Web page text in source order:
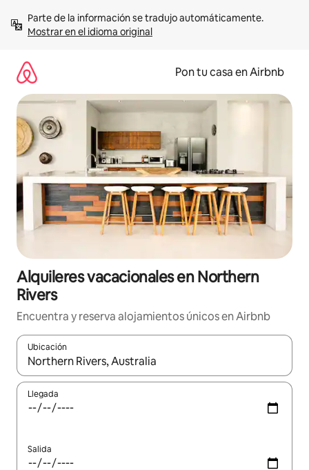
contenidoMostrar en el idioma original
Pon tu casa en Airbnb
Alquileres vacacionales en Northern
Rivers
Encuentra y reserva alojamientos únicos en Airbnb
Ubicación
Cuando los resultados estén disponibles, navega con las
Llegada
Salida